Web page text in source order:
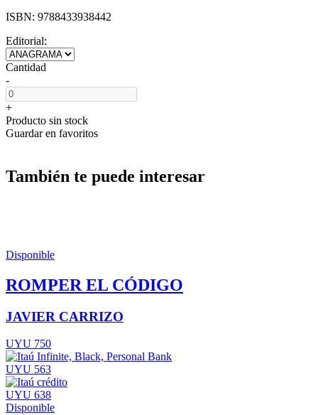
ISBN: 9788433938442
Editorial:
Cantidad
-
+
Producto sin stock
Guardar en favoritos
También te puede interesar
Disponible
ROMPER EL CÓDIGO
JAVIER CARRIZO
UYU 750
UYU 563
UYU 638
Disponible